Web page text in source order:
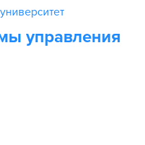
управления